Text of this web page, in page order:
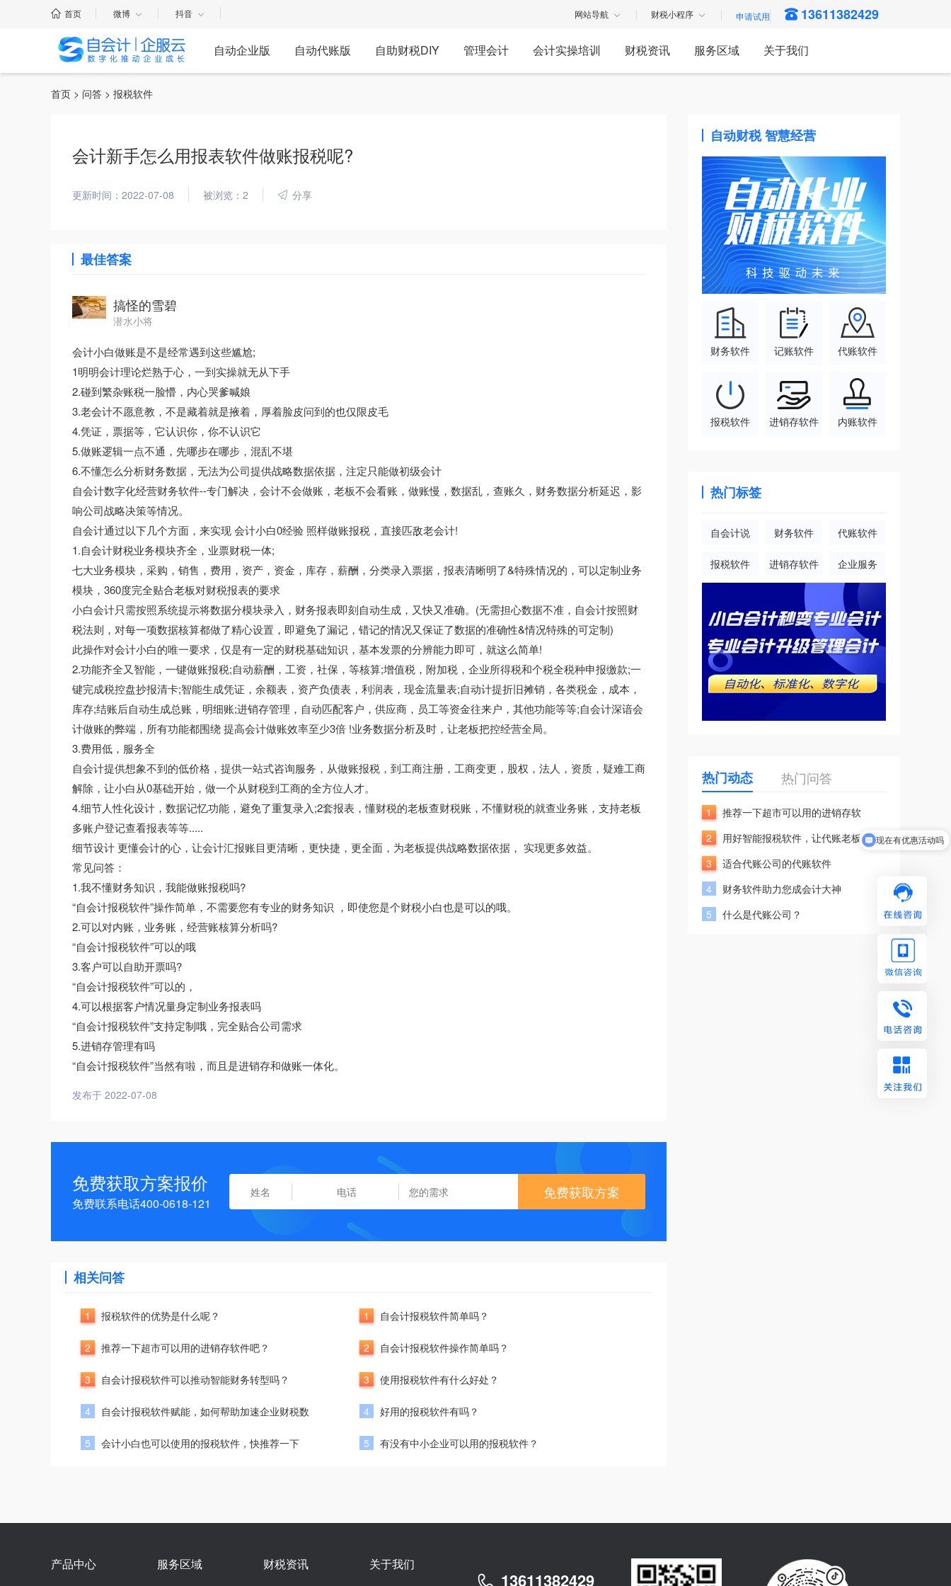
首页 微博 抖音 网站导航 财税小程序 13611382429
自动企业版 自动代账版 自助财税DIY 管理会计 会计实操培训 财税资讯 服务区域 关于我们
首页 > 问答 > 报税软件
会计新手怎么用报表软件做账报税呢?
更新时间：2022-07-08 被浏览：2 分享
最佳答案
搞怪的雪碧
潜水小将
会计小白做账是不是经常遇到这些尴尬;
1明明会计理论烂熟于心，一到实操就无从下手
2.碰到繁杂账税一脸懵，内心哭爹喊娘
3.老会计不愿意教，不是藏着就是掖着，厚着脸皮问到的也仅限皮毛
4.凭证，票据等，它认识你，你不认识它
5.做账逻辑一点不通，先哪步在哪步，混乱不堪
6.不懂怎么分析财务数据，无法为公司提供战略数据依据，注定只能做初级会计
自会计数字化经营财务软件--专门解决，会计不会做账，老板不会看账，做账慢，数据乱，查账久，财务数据分析延迟，影
响公司战略决策等情况。
自会计通过以下几个方面，来实现 会计小白0经验 照样做账报税，直接匹敌老会计!
1.自会计财税业务模块齐全，业票财税一体;
七大业务模块，采购，销售，费用，资产，资金，库存，薪酬，分类录入票据，报表清晰明了&特殊情况的，可以定制业务
模块，360度完全贴合老板对财税报表的要求
小白会计只需按照系统提示将数据分模块录入，财务报表即刻自动生成，又快又准确。(无需担心数据不准，自会计按照财
税法则，对每一项数据核算都做了精心设置，即避免了漏记，错记的情况又保证了数据的准确性&情况特殊的可定制)
此操作对会计小白的唯一要求，仅是有一定的财税基础知识，基本发票的分辨能力即可，就这么简单!
2.功能齐全又智能，一键做账报税;自动薪酬，工资，社保，等核算;增值税，附加税，企业所得税和个税全税种申报缴款;一
键完成税控盘抄报清卡;智能生成凭证，余额表，资产负债表，利润表，现金流量表;自动计提折旧摊销，各类税金，成本，
库存;结账后自动生成总账，明细账;进销存管理，自动匹配客户，供应商，员工等资金往来户，其他功能等等;自会计深谙会
计做账的弊端，所有功能都围绕 提高会计做账效率至少3倍 !业务数据分析及时，让老板把控经营全局。
3.费用低，服务全
自会计提供想象不到的低价格，提供一站式咨询服务，从做账报税，到工商注册，工商变更，股权，法人，资质，疑难工商
解除，让小白从0基础开始，做一个从财税到工商的全方位人才。
4.细节人性化设计，数据记忆功能，避免了重复录入;2套报表，懂财税的老板查财税账，不懂财税的就查业务账，支持老板
多账户登记查看报表等等.....
细节设计 更懂会计的心，让会计汇报账目更清晰，更快捷，更全面，为老板提供战略数据依据， 实现更多效益。
常见问答：
1.我不懂财务知识，我能做账报税吗?
“自会计报税软件”操作简单，不需要您有专业的财务知识 ，即使您是个财税小白也是可以的哦。
2.可以对内账，业务账，经营账核算分析吗?
“自会计报税软件”可以的哦
3.客户可以自助开票吗?
“自会计报税软件”可以的，
4.可以根据客户情况量身定制业务报表吗
“自会计报税软件”支持定制哦，完全贴合公司需求
5.进销存管理有吗
“自会计报税软件”当然有啦，而且是进销存和做账一体化。
发布于 2022-07-08
免费获取方案报价
免费联系电话400-0618-121
免费获取方案
相关问答
1 报税软件的优势是什么呢？
2 推荐一下超市可以用的进销存软件吧？
3 自会计报税软件可以推动智能财务转型吗？
4 自会计报税软件赋能，如何帮助加速企业财税数
5 会计小白也可以使用的报税软件，快推荐一下
1 自会计报税软件简单吗？
2 自会计报税软件操作简单吗？
3 使用报税软件有什么好处？
4 好用的报税软件有吗？
5 有没有中小企业可以用的报税软件？
自动财税 智慧经营
财务软件 记账软件 代账软件
报税软件 进销存软件 内账软件
热门标签
自会计说 财务软件 代账软件
报税软件 进销存软件 企业服务
热门动态 热门问答
1
推荐一下超市可以用的进销存软
2
用好智能报税软件，让代账老板挣
3
适合代账公司的代账软件
4
财务软件助力您成会计大神
5
什么是代账公司？
产品中心 服务区域 财税资讯 关于我们
13611382429
现在有优惠活动吗